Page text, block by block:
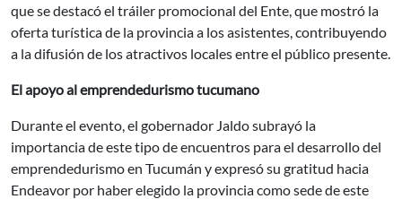
que se destacó el tráiler promocional del Ente, que mostró la
oferta turística de la provincia a los asistentes, contribuyendo
a la difusión de los atractivos locales entre el público presente.
El apoyo al emprendedurismo tucumano
Durante el evento, el gobernador Jaldo subrayó la
importancia de este tipo de encuentros para el desarrollo del
emprendedurismo en Tucumán y expresó su gratitud hacia
Endeavor por haber elegido la provincia como sede de este